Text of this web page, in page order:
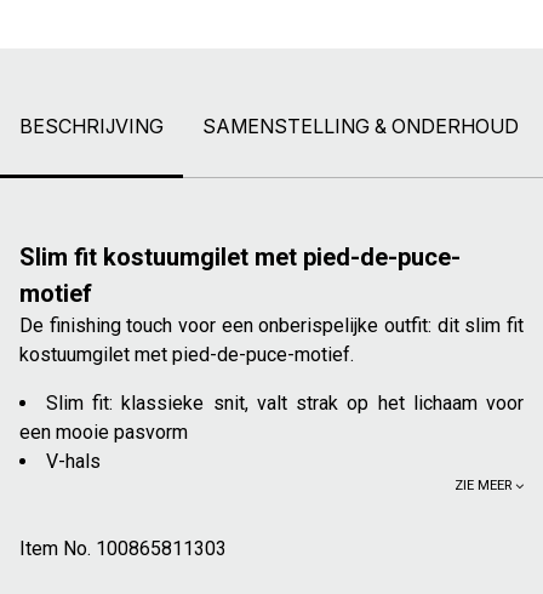
BESCHRIJVING SAMENSTELLING & ONDERHOUD
Slim fit kostuumgilet met pied-de-puce-
motief
De finishing touch voor een onberispelijke outfit: dit slim fit
kostuumgilet met pied-de-puce-motief.
Slim fit: klassieke snit, valt strak op het lichaam voor
een mooie pasvorm
V-hals
Sluiting met 4 knopen
ZIE MEER
Item No. 100865811303